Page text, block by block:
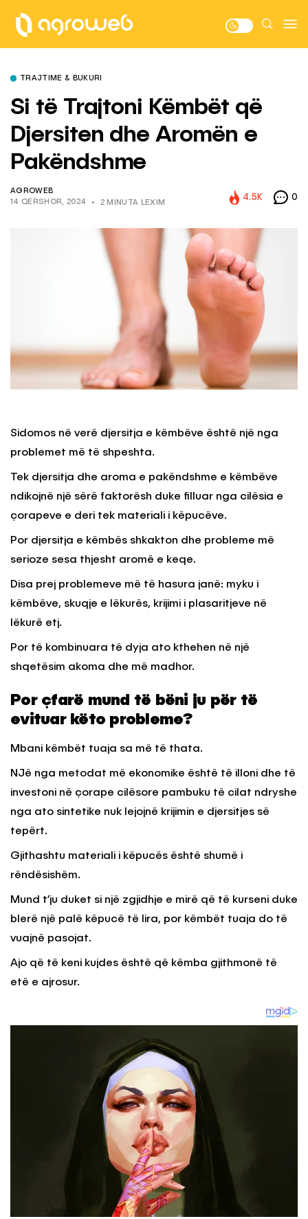
TRAJTIME & BUKURI
Si të Trajtoni Këmbët që
Djersiten dhe Aromën e
Pakëndshme
AGROWEB
14 QERSHOR, 2024
2 MINUTA LEXIM
4.5K 0
Sidomos në verë djersitja e këmbëve është një nga
problemet më të shpeshta.
Tek djersitja dhe aroma e pakëndshme e këmbëve
ndikojnë një sërë faktorësh duke filluar nga cilësia e
çorapeve e deri tek materiali i këpucëve.
Por djersitja e këmbës shkakton dhe probleme më
serioze sesa thjesht aromë e keqe.
Disa prej problemeve më të hasura janë: myku i
këmbëve, skuqje e lëkurës, krijimi i plasaritjeve në
lëkurë etj.
Por të kombinuara të dyja ato kthehen në një
shqetësim akoma dhe më madhor.
Por çfarë mund të bëni ju për të
evituar këto probleme?
Mbani këmbët tuaja sa më të thata.
NJë nga metodat më ekonomike është të illoni dhe të
investoni në çorape cilësore pambuku të cilat ndryshe
nga ato sintetike nuk lejojnë krijimin e djersitjes së
tepërt.
Gjithashtu materiali i këpucës është shumë i
rëndësishëm.
Mund t’ju duket si një zgjidhje e mirë që të kurseni duke
blerë një palë këpucë të lira, por këmbët tuaja do të
vuajnë pasojat.
Ajo që të keni kujdes është që këmba gjithmonë të
etë e ajrosur.